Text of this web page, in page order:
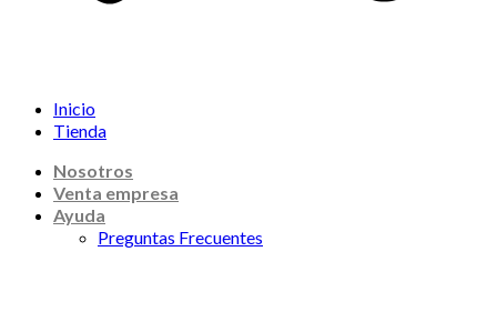
Inicio
Tienda
Nosotros
Venta empresa
Ayuda
Preguntas Frecuentes